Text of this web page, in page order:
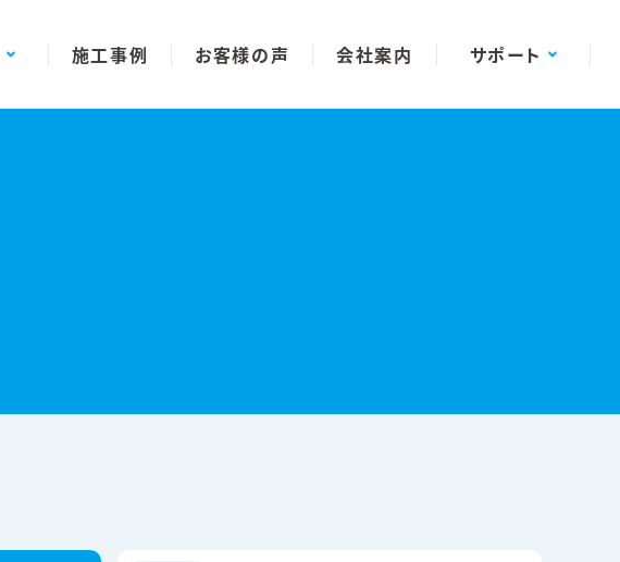
施工事例 お客様の声 会社案内 サポート